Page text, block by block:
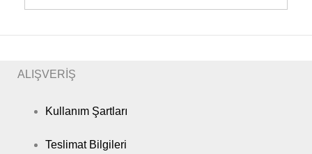
ALIŞVERİŞ
Kullanım Şartları
Teslimat Bilgileri